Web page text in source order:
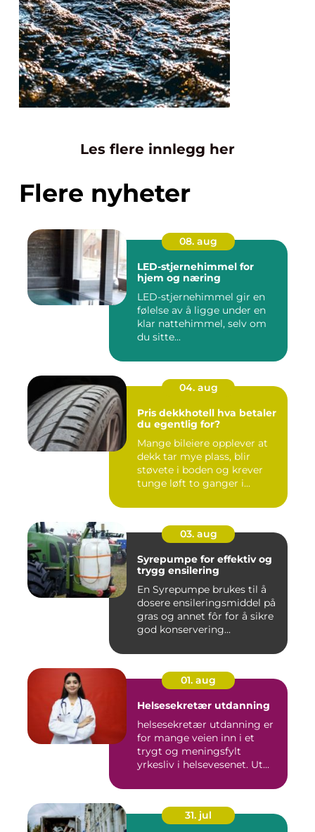
Les flere innlegg her
Flere nyheter
08. aug
LED-stjernehimmel for
hjem og næring
LED-stjernehimmel gir en
følelse av å ligge under en
klar nattehimmel, selv om
du sitte...
04. aug
Pris dekkhotell hva betaler
du egentlig for?
Mange bileiere opplever at
dekk tar mye plass, blir
støvete i boden og krever
tunge løft to ganger i...
03. aug
Syrepumpe for effektiv og
trygg ensilering
En Syrepumpe brukes til å
dosere ensileringsmiddel på
gras og annet fôr for å sikre
god konservering...
01. aug
Helsesekretær utdanning
helsesekretær utdanning er
for mange veien inn i et
trygt og meningsfylt
yrkesliv i helsevesenet. Ut...
31. jul